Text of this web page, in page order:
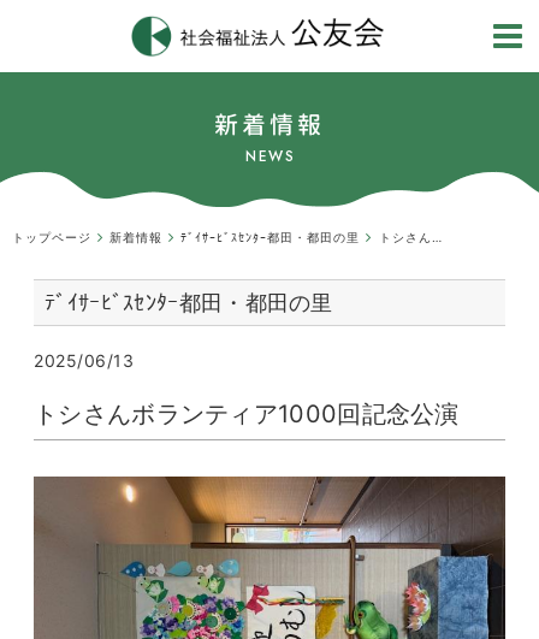
新着情報
NEWS
トップページ 新着情報 ﾃﾞｲｻｰﾋﾞｽｾﾝﾀｰ都田・都田の里
ﾃﾞｲｻｰﾋﾞｽｾﾝﾀｰ都田・都田の里
2025/06/13
トシさんボランティア1000回記念公演